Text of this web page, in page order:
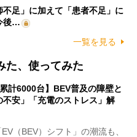
不足」に加えて「患者不足」に
後…
一覧を見る
た、使ってみた
計6000台】BEV普及の障壁と
安」「充電のストレス」解
（BEV）シフト」の潮流も、